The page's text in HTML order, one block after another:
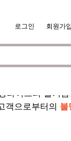
로그인 회원가입
라이프의 즐거
객으로부터의 불